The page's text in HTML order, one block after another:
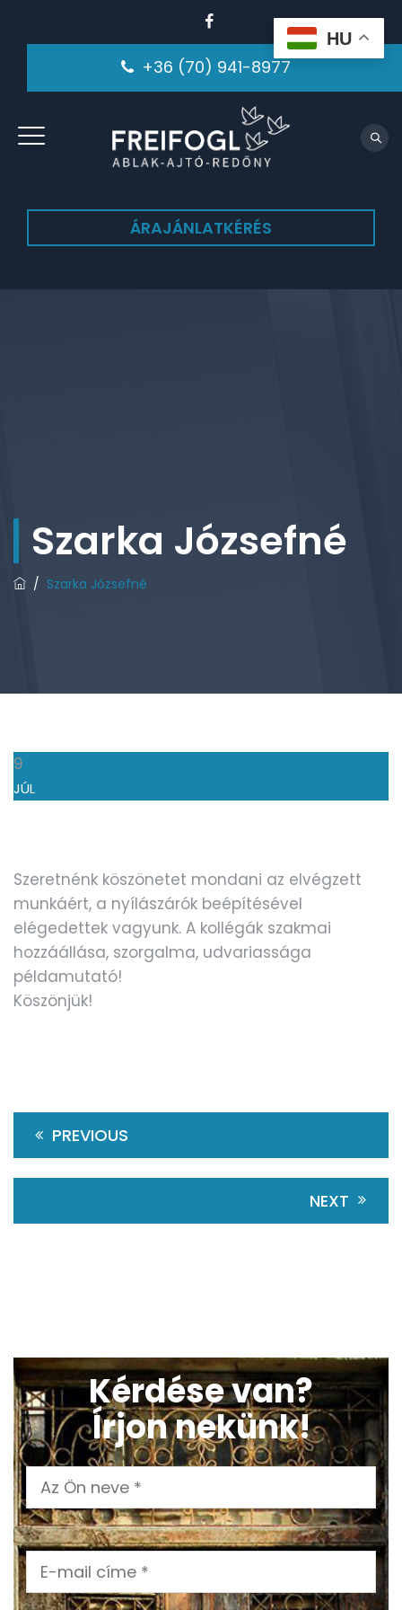
+36 (70) 941-8977
ÁRAJÁNLATKÉRÉS
Szarka Józsefné
/ Szarka Józsefné
9
JÚL
Szeretnénk köszönetet mondani az elvégzett
munkáért, a nyílászárók beépítésével
elégedettek vagyunk. A kollégák szakmai
hozzáállása, szorgalma, udvariassága
példamutató!
Köszönjük!
PREVIOUS
NEXT
Kérdése van?
Írjon nekünk!
HU